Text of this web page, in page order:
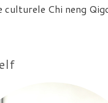
culturele Chi neng